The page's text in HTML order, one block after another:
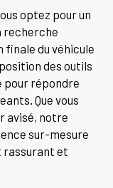
optez pour un
recherche
du véhicule
des outils
pour répondre
Que vous
avisé, notre
sur-mesure
rassurant et